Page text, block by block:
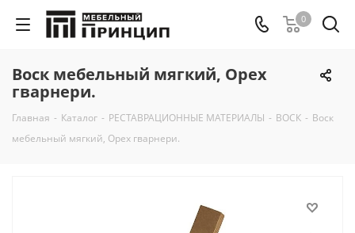
0
Воск мебельный мягкий, Орех
гварнери.
Главная - Каталог - РЕСТАВРАЦИОННЫЕ МАТЕРИАЛЫ - ВОСК - Воск
мебельный мягкий, Орех гварнери.